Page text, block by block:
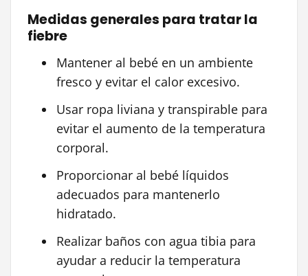
Medidas generales para tratar la
fiebre
Mantener al bebé en un ambiente
fresco y evitar el calor excesivo.
Usar ropa liviana y transpirable para
evitar el aumento de la temperatura
corporal.
Proporcionar al bebé líquidos
adecuados para mantenerlo
hidratado.
Realizar baños con agua tibia para
ayudar a reducir la temperatura